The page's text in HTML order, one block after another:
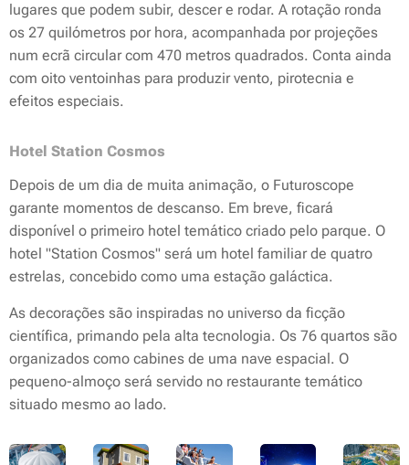
lugares que podem subir, descer e rodar. A rotação ronda
os 27 quilómetros por hora, acompanhada por projeções
num ecrã circular com 470 metros quadrados. Conta ainda
com oito ventoinhas para produzir vento, pirotecnia e
efeitos especiais.
Hotel Station Cosmos
Depois de um dia de muita animação, o Futuroscope
garante momentos de descanso. Em breve, ficará
disponível o primeiro hotel temático criado pelo parque. O
hotel "Station Cosmos" será um hotel familiar de quatro
estrelas, concebido como uma estação galáctica.
As decorações são inspiradas no universo da ficção
científica, primando pela alta tecnologia. Os 76 quartos são
organizados como cabines de uma nave espacial. O
pequeno-almoço será servido no restaurante temático
situado mesmo ao lado.